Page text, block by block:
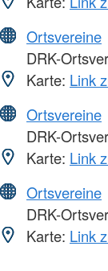
Ortsvereine
DRK-
Karte: Link
Ortsvereine
DRK-
Karte: Link
Ortsvereine
DRK-
Karte: Link